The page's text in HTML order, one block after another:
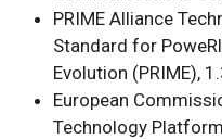
PRIME Alliance
Standard for
Evolution (PRIME),
European
Technology